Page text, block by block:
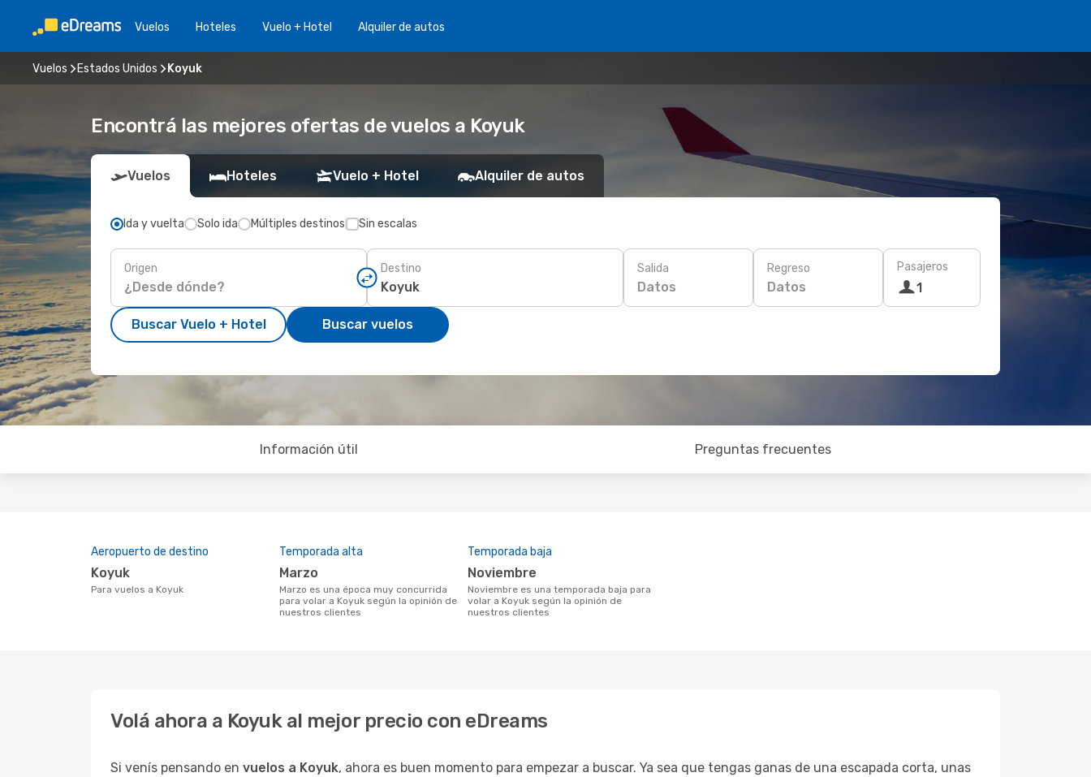
Vuelos Hoteles Vuelo + Hotel Alquiler de autos
Vuelos Estados Unidos Koyuk
Encontrá las mejores ofertas de vuelos a Koyuk
Vuelos Hoteles Vuelo + Hotel Alquiler de autos
Ida y vuelta Solo ida Múltiples destinos Sin escalas
Origen Destino Salida
Datos
Regreso
Datos
Pasajeros
1
Buscar Vuelo + Hotel Buscar vuelos
Información útil Preguntas frecuentes
Aeropuerto de destino
Koyuk
Para vuelos a Koyuk
Temporada alta
marzo
marzo es una época muy concurrida
para volar a Koyuk según la opinión de
nuestros clientes
Temporada baja
noviembre
noviembre es una temporada baja para
volar a Koyuk según la opinión de
nuestros clientes
Volá ahora a Koyuk al mejor precio con eDreams
Si venís pensando en vuelos a Koyuk, ahora es buen momento para empezar a buscar. Ya sea que tengas ganas de una escapada corta, unas